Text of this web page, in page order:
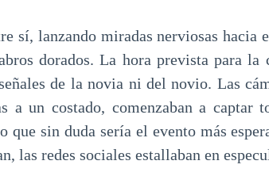
sí, lanzando miradas nerviosas hacia
dorados. La hora prevista para la
de la novia ni del novio. Las
a un costado, comenzaban a captar
sin duda sería el evento más
las redes sociales estallaban en